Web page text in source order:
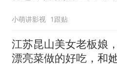
小萌讲影视 1跟贴
江苏昆山美女老板娘
漂亮菜做的好吃，和